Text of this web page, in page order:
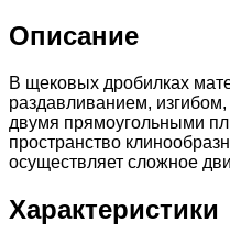
Описание
В щековых дробилках
раздавливанием,
двумя прямоугольными
пространство
осуществляет сложное
Характеристики